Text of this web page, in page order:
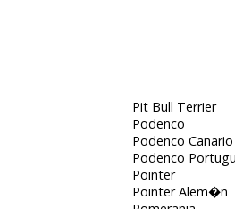
Pit Bull Terrier
Podenco
Podenco Canario
Podenco
Pointer
Pointer Alem�n